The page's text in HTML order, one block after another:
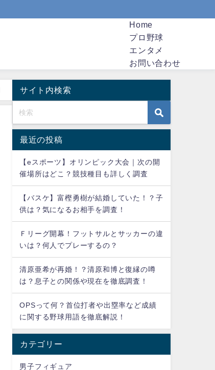
Home
プロ野球
エンタメ
お問い合わせ
サイト内検索
最近の投稿
【eスポーツ】オリンピック大会｜次の開
催場所はどこ？競技種目も詳しく調査
【バスケ】富樫勇樹が結婚していた！？子
供は？気になるお相手を調査！
Ｆリーグ開幕！フットサルとサッカーの違
いは？何人でプレーするの？
清原亜希が再婚！？清原和博と復縁の噂
は？息子との関係や現在を徹底調査！
OPSって何？首位打者や出塁率など成績
に関する野球用語を徹底解説！
カテゴリー
男子フィギュア